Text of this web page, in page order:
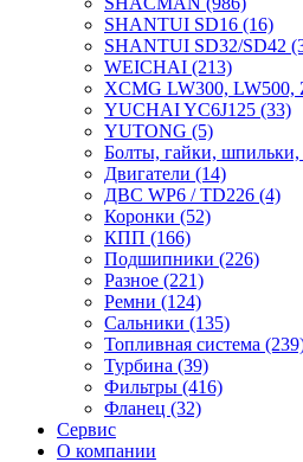
SHANTUI SD16 (16)
SHANTUI SD32/SD42
WEICHAI (213)
XCMG LW300, LW500,
YUCHAI YC6J125 (33)
YUTONG (5)
Болты, гайки,
Двигатели (14)
ДВС WP6 / TD226 (4)
Коронки (52)
КПП (166)
Подшипники (226)
Разное (221)
Ремни (124)
Сальники (135)
Топливная система
Турбина (39)
Фильтры (416)
Фланец (32)
Сервис
О компании